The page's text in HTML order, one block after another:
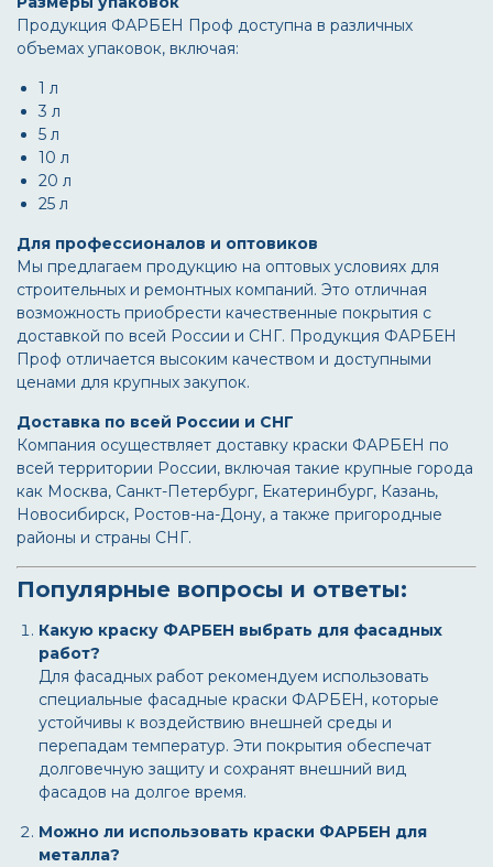
Продукция ФАРБЕН Проф доступна в различных
объемах упаковок, включая:
1 л
3 л
5 л
10 л
20 л
25 л
Для профессионалов и оптовиков
Мы предлагаем продукцию на оптовых условиях для
строительных и ремонтных компаний. Это отличная
возможность приобрести качественные покрытия с
доставкой по всей России и СНГ. Продукция ФАРБЕН
Проф отличается высоким качеством и доступными
ценами для крупных закупок.
Доставка по всей России и СНГ
Компания осуществляет доставку краски ФАРБЕН по
всей территории России, включая такие крупные города
как Москва, Санкт-Петербург, Екатеринбург, Казань,
Новосибирск, Ростов-на-Дону, а также пригородные
районы и страны СНГ.
Популярные вопросы и ответы:
Какую краску ФАРБЕН выбрать для фасадных
работ?
Для фасадных работ рекомендуем использовать
специальные фасадные краски ФАРБЕН, которые
устойчивы к воздействию внешней среды и
перепадам температур. Эти покрытия обеспечат
долговечную защиту и сохранят внешний вид
фасадов на долгое время.
Можно ли использовать краски ФАРБЕН для
металла?